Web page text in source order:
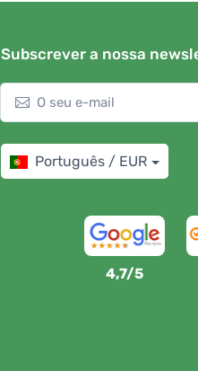
Subscrever a nossa
Português / EUR
4,7/5